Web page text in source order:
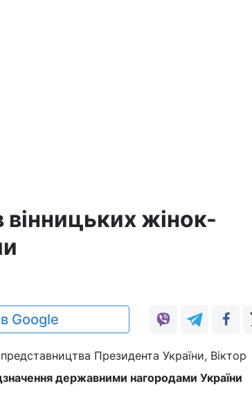
вінницьких жінок-
Google
Президента України, Віктор
державними нагородами України